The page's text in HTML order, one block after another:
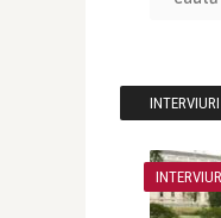
INTERVIURI